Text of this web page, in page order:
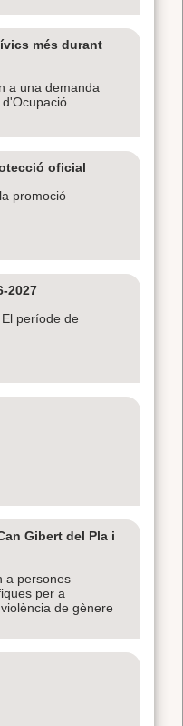
més durant
a una demanda
oficial
promoció
2027
període de
Gibert del Pla i
a persones
per a
de gènere